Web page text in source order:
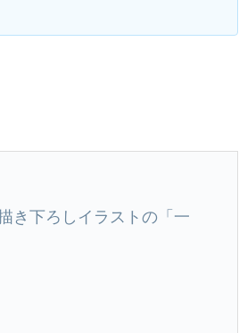
き下ろしイラストの「一